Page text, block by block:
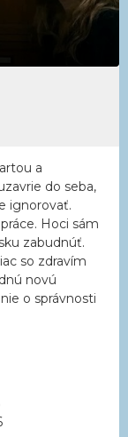
a
do seba,
ignorovať.
Hoci sám
zabudnúť.
so zdravím
novú
o správnosti